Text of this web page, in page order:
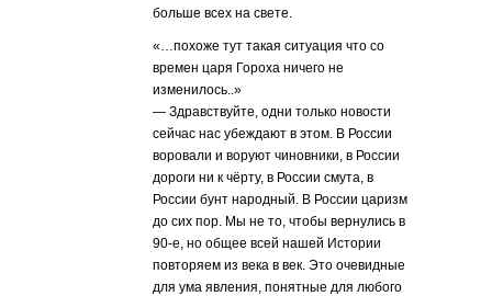
больше всех на свете.
«…похоже тут такая ситуация что со
времен царя Гороха ничего не
изменилось..»
— Здравствуйте, одни только новости
сейчас нас убеждают в этом. В России
воровали и воруют чиновники, в России
дороги ни к чёрту, в России смута, в
России бунт народный. В России царизм
до сих пор. Мы не то, чтобы вернулись в
90-е, но общее всей нашей Истории
повторяем из века в век. Это очевидные
для ума явления, понятные для любого